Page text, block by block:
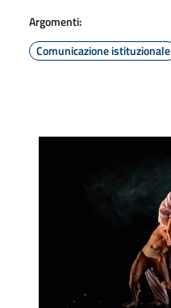
Argomenti:
Comunicazione istituzionale